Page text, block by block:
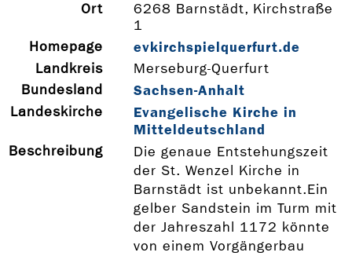
Ort
6268 Barnstädt, Kirchstraße
1
Homepage
evkirchspielquerfurt.de
Landkreis
Merseburg-Querfurt
Bundesland
Sachsen-Anhalt
Landeskirche
Evangelische Kirche in
Mitteldeutschland
Beschreibung
Die genaue Entstehungszeit
der St. Wenzel Kirche in
Barnstädt ist unbekannt.Ein
gelber Sandstein im Turm mit
der Jahreszahl 1172 könnte
von einem Vorgängerbau